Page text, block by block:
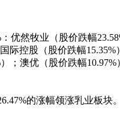
优然牧业（股价跌幅
控股（股价跌幅
；澳优（股价跌幅
的涨幅领涨乳业板块。